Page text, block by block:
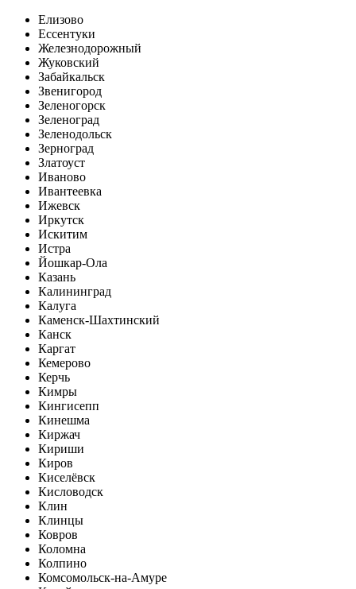
Елизово
Ессентуки
Железнодорожный
Жуковский
Забайкальск
Звенигород
Зеленогорск
Зеленоград
Зеленодольск
Зерноград
Златоуст
Иваново
Ивантеевка
Ижевск
Иркутск
Искитим
Истра
Йошкар-Ола
Казань
Калининград
Калуга
Каменск-Шахтинский
Канск
Каргат
Кемерово
Керчь
Кимры
Кингисепп
Кинешма
Киржач
Кириши
Киров
Киселёвск
Кисловодск
Клин
Клинцы
Ковров
Коломна
Колпино
Комсомольск-на-Амуре